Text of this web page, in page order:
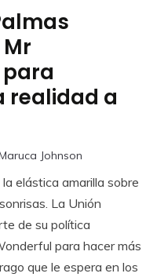
realidad a
Johnson
elástica amarilla sobre
La Unión
de su política
para hacer más
que le espera en los